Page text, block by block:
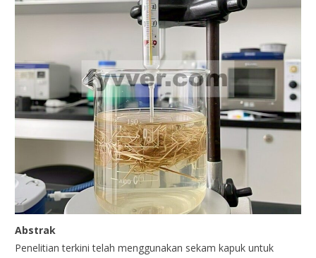
Abstrak
Penelitian terkini telah menggunakan sekam kapuk untuk